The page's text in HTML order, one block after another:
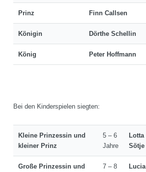
Prinz Finn Callsen
Königin Dörthe Schellin
König Peter Hoffmann
Bei den Kinderspielen siegten:
Kleine Prinzessin und
kleiner Prinz
5 – 6
Jahre
Lotta
Sötje
Große Prinzessin und
7 – 8
Lucia